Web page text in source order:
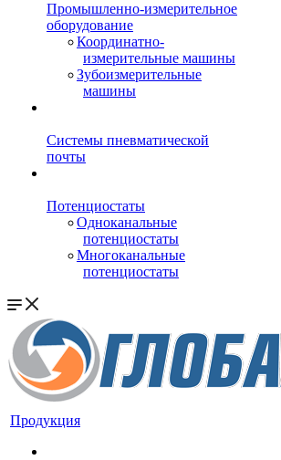
Промышленно-измерительное
оборудование
Координатно-
измерительные машины
Зубоизмерительные
машины
Системы пневматической
почты
Потенциостаты
Одноканальные
потенциостаты
Многоканальные
потенциостаты
Продукция